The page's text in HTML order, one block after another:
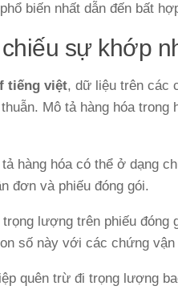
biến nhất dẫn đến bất
sự khớp
tiếng việt, dữ liệu trên các
Mô tả hàng hóa
hàng hóa có thể ở dạng
đơn và phiếu đóng gói.
lượng trên phiếu
số này với các chứng vận
quên trừ đi trọng lượng